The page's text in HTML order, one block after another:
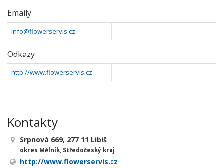
Emaily
info@flowerservis.cz
Odkazy
http://www.flowerservis.cz
Kontakty
Srpnová 669, 277 11 Libiš
okres Mělník, Středočeský kraj
http://www.flowerservis.cz